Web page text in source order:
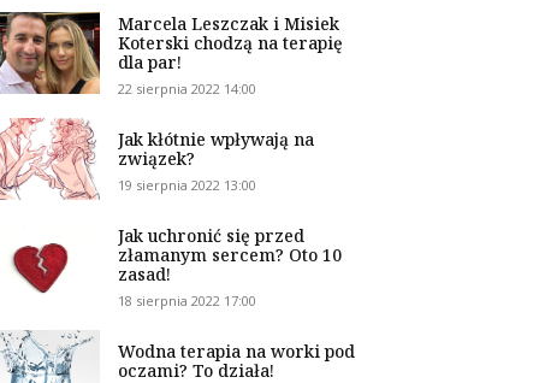
Marcela Leszczak i Misiek
Koterski chodzą na terapię
dla par!
22 sierpnia 2022 14:00
Jak kłótnie wpływają na
związek?
19 sierpnia 2022 13:00
Jak uchronić się przed
złamanym sercem? Oto 10
zasad!
18 sierpnia 2022 17:00
Wodna terapia na worki pod
oczami? To działa!